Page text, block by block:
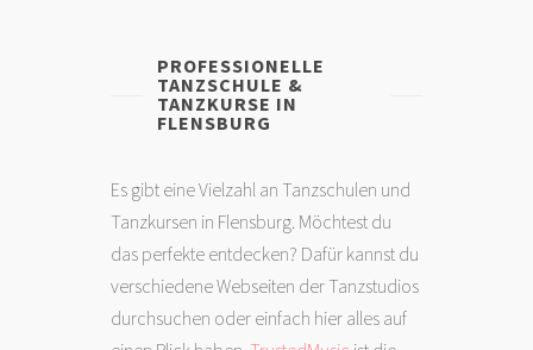
PROFESSIONELLE
TANZSCHULE &
TANZKURSE IN
FLENSBURG
Es gibt eine Vielzahl an Tanzschulen und
Tanzkursen in Flensburg. Möchtest du
das perfekte entdecken? Dafür kannst du
verschiedene Webseiten der Tanzstudios
durchsuchen oder einfach hier alles auf